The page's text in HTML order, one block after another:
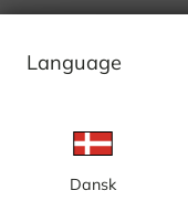
Language
Dansk